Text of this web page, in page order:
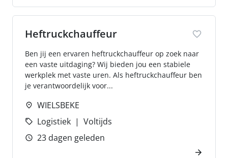
Heftruckchauffeur
Ben jij een ervaren heftruckchauffeur op zoek naar
een vaste uitdaging? Wij bieden jou een stabiele
werkplek met vaste uren. Als heftruckchauffeur ben
je verantwoordelijk voor...
WIELSBEKE
Logistiek
Voltijds
23 dagen geleden